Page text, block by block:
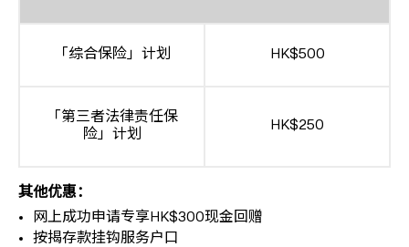
「综合保险」计划 HK$500
「第三者法律责任保
险」计划
HK$250
其他优惠：
网上成功申请专享HK$300现金回赠
按揭存款挂钩服务户口